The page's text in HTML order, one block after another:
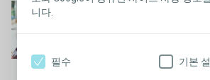
니다.
필수 기본